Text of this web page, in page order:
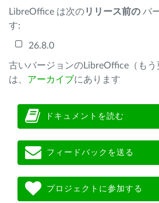
LibreOffice は次のリリース前の バ
す:
26.8.0
古いバージョンのLibreOffice（もう
は、 アーカイブにあります
ドキュメントを読む
フィードバックを送る
プロジェクトに参加する